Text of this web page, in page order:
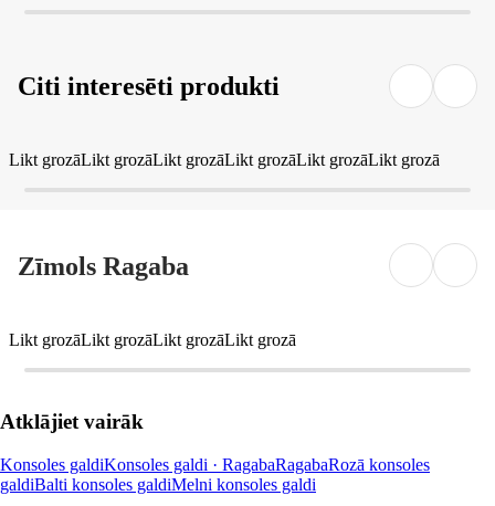
Citi interesēti produkti
Likt grozāLikt grozāLikt grozāLikt grozāLikt grozāLikt grozā
Zīmols Ragaba
Likt grozāLikt grozāLikt grozāLikt grozā
Atklājiet vairāk
Konsoles galdiKonsoles galdi · RagabaRagabaRozā konsoles
galdiBalti konsoles galdiMelni konsoles galdi